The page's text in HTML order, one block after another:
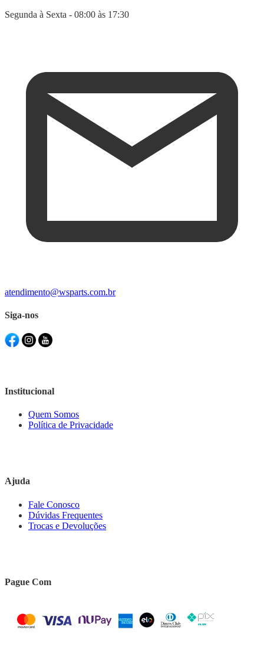
Segunda à Sexta - 08:00 às 17:30
atendimento@wsparts.com.br
Siga-nos
Institucional
Quem Somos
Política de Privacidade
Ajuda
Fale Conosco
Dúvidas Frequentes
Trocas e Devoluções
Pague Com